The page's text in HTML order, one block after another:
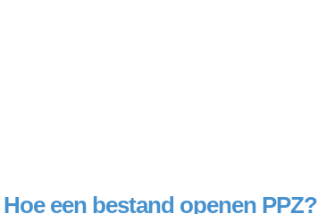
Hoe een bestand openen PPZ?